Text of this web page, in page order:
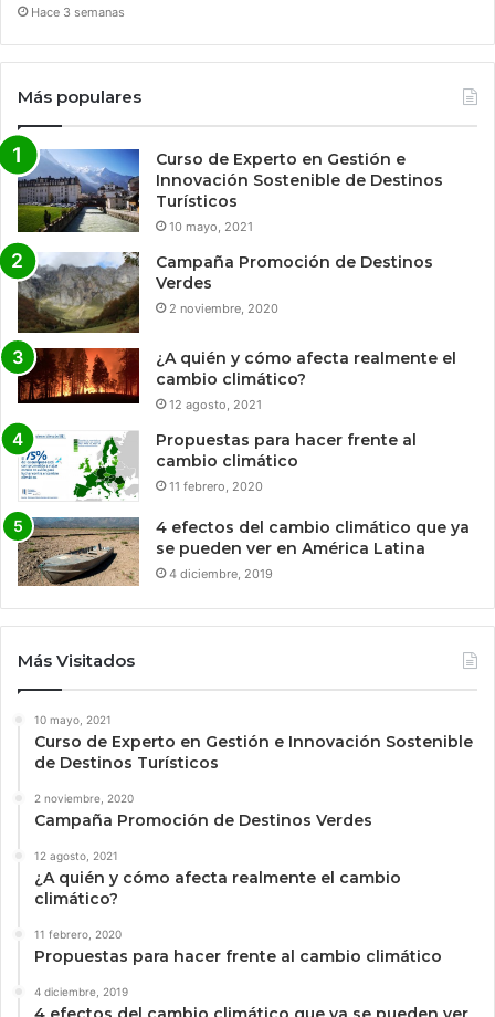
Hace 3 semanas
Más populares
Curso de Experto en Gestión e
Innovación Sostenible de Destinos
Turísticos
10 mayo, 2021
Campaña Promoción de Destinos
Verdes
2 noviembre, 2020
¿A quién y cómo afecta realmente el
cambio climático?
12 agosto, 2021
Propuestas para hacer frente al
cambio climático
11 febrero, 2020
4 efectos del cambio climático que ya
se pueden ver en América Latina
4 diciembre, 2019
Más Visitados
10 mayo, 2021
Curso de Experto en Gestión e Innovación Sostenible
de Destinos Turísticos
2 noviembre, 2020
Campaña Promoción de Destinos Verdes
12 agosto, 2021
¿A quién y cómo afecta realmente el cambio
climático?
11 febrero, 2020
Propuestas para hacer frente al cambio climático
4 diciembre, 2019